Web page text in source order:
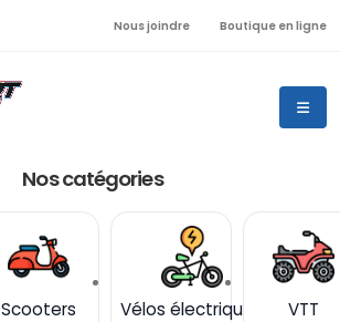
Nous joindre Boutique en ligne
Nos catégories
Scooters Vélos électriques VTT